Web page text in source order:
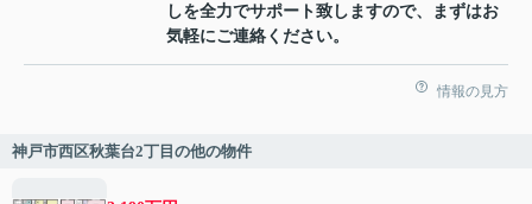
しを全力でサポート致しますので、まずはお
気軽にご連絡ください。
情報の見方
神戸市西区秋葉台2丁目の他の物件